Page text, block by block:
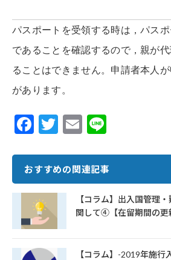
パスポートを受領する時は，パス
であることを確認するので，親が
ることはできません。申請者本人
があります。
F
e
b
o
o
k
T
it
te
E
ai
l
e
おすすめの関連記事
【コラム】出入国管理
関して④【在留期間の更
【コラム】-2019年施行